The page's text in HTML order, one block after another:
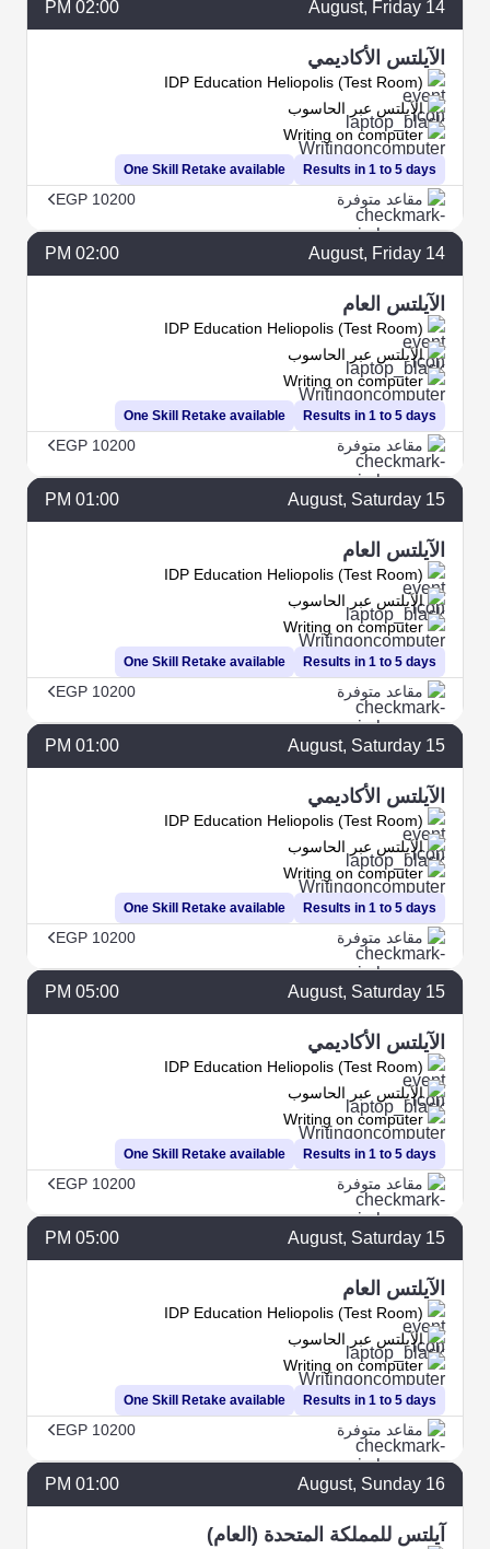
14
August, Friday
02:00 PM
الآيلتس الأكاديمي
IDP Education Heliopolis (Test Room)
Results in 1 to 5 days
الآيلتس عبر الحاسوب
Writing on computer
One Skill Retake available
مقاعد متوفرة EGP 10200
14
August, Friday
02:00 PM
الآيلتس العام
IDP Education Heliopolis (Test Room)
Results in 1 to 5 days
الآيلتس عبر الحاسوب
Writing on computer
One Skill Retake available
مقاعد متوفرة EGP 10200
15
August, Saturday
01:00 PM
الآيلتس العام
IDP Education Heliopolis (Test Room)
Results in 1 to 5 days
الآيلتس عبر الحاسوب
Writing on computer
One Skill Retake available
مقاعد متوفرة EGP 10200
15
August, Saturday
01:00 PM
الآيلتس الأكاديمي
IDP Education Heliopolis (Test Room)
Results in 1 to 5 days
الآيلتس عبر الحاسوب
Writing on computer
One Skill Retake available
مقاعد متوفرة EGP 10200
15
August, Saturday
05:00 PM
الآيلتس الأكاديمي
IDP Education Heliopolis (Test Room)
Results in 1 to 5 days
الآيلتس عبر الحاسوب
Writing on computer
One Skill Retake available
مقاعد متوفرة EGP 10200
15
August, Saturday
05:00 PM
الآيلتس العام
IDP Education Heliopolis (Test Room)
Results in 1 to 5 days
الآيلتس عبر الحاسوب
Writing on computer
One Skill Retake available
مقاعد متوفرة EGP 10200
16
August, Sunday
01:00 PM
آيلتس للمملكة المتحدة (العام)